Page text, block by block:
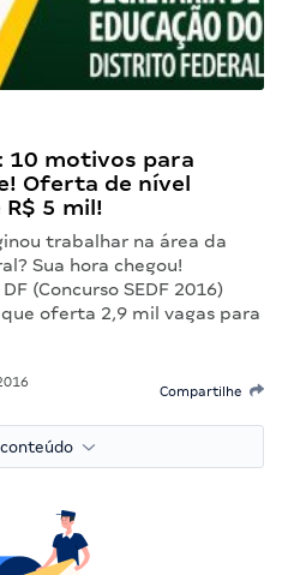
10 motivos para
Oferta de nível
5 mil!
trabalhar na área da
Sua hora chegou!
(Concurso SEDF 2016)
oferta 2,9 mil vagas para
Compartilhe